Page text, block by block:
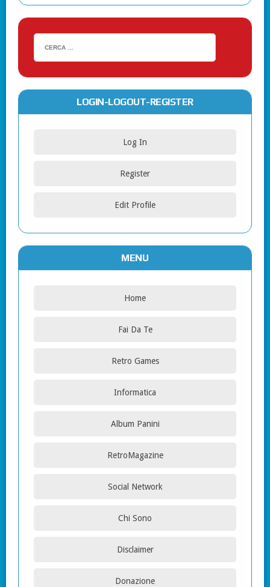
LOGIN-LOGOUT-REGISTER
Log In
Register
Edit Profile
MENU
Home
Fai Da Te
Retro Games
Informatica
Album Panini
RetroMagazine
Social Network
Chi Sono
Disclaimer
Donazione